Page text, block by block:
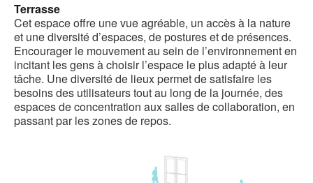
Terrasse
Cet espace offre une vue agréable, un accès à la nature
et une diversité d’espaces, de postures et de présences.
Encourager le mouvement au sein de l’environnement en
incitant les gens à choisir l’espace le plus adapté à leur
tâche. Une diversité de lieux permet de satisfaire les
besoins des utilisateurs tout au long de la journée, des
espaces de concentration aux salles de collaboration, en
passant par les zones de repos.